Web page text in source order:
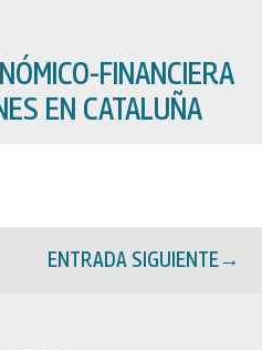
FINANCIERA
EN CATALUÑA
ENTRADA SIGUIENTE→